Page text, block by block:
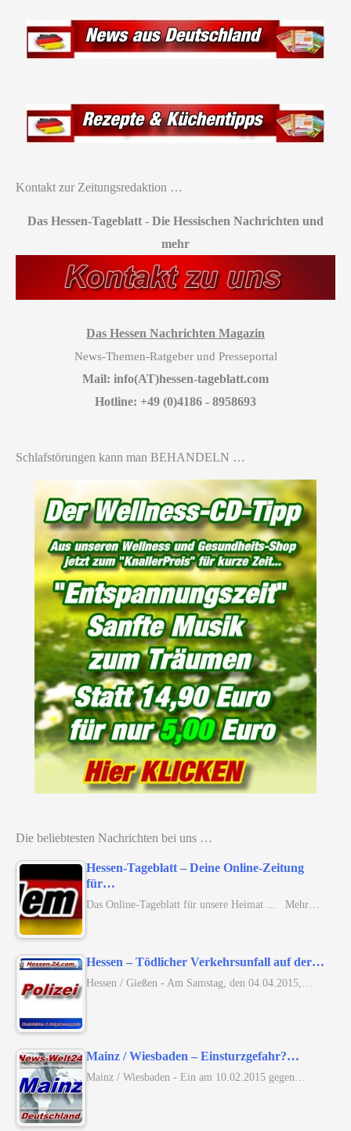
Kontakt zur Zeitungsredaktion …
Das Hessen-Tageblatt - Die Hessischen Nachrichten und
mehr
Das Hessen Nachrichten Magazin
News-Themen-Ratgeber und Presseportal
Mail: info(AT)hessen-tageblatt.com
Hotline: +49 (0)4186 - 8958693
Schlafstörungen kann man BEHANDELN …
Die beliebtesten Nachrichten bei uns …
Hessen-Tageblatt – Deine Online-Zeitung
für…
Das Online-Tageblatt für unsere Heimat ... Mehr…
Hessen – Tödlicher Verkehrsunfall auf der…
Hessen / Gießen - Am Samstag, den 04.04.2015,…
Mainz / Wiesbaden – Einsturzgefahr?…
Mainz / Wiesbaden - Ein am 10.02.2015 gegen…